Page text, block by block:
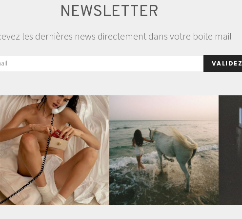
NEWSLETTER
les dernières news directement dans votre boite mail
VALIDEZ